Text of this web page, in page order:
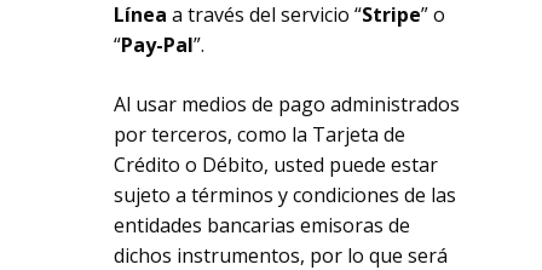
Líneaa través del servicio “Stripe” o
“Pay-Pal”.
Al usar medios de pago administrados
por terceros, como la Tarjeta de
Crédito o Débito, usted puede estar
sujeto a términos y condiciones de las
entidades bancarias emisoras de
dichos instrumentos, por lo que será